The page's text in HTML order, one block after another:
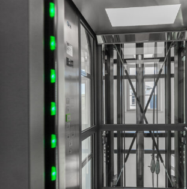
Industrie